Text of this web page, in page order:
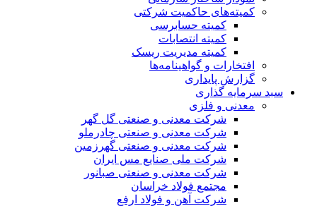
کمیته‌های حاکمیت شرکتی
کمیته حسابرسی
کمیته انتصابات
کمیته مدیریت ریسک
افتخارات و گواهینامه‌ها
گزارش پایداری
سبد سرمایه گذاری
معدنی و فلزی
شرکت معدنی و صنعتی گل گهر
شرکت معدنی و صنعتی چادرملو
شرکت معدنی و صنعتی گهرزمین
شرکت ملی صنایع مس ایران
شرکت معدنی و صنعتی صبانور
مجتمع فولاد خراسان
شرکت آهن و فولاد ارفع